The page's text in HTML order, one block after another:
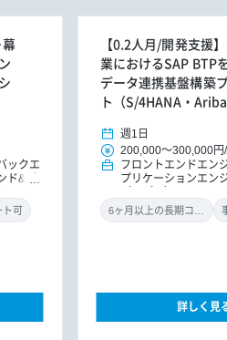
ックエ
ド&バ
エン
ト可
【0.2人月/開発支援
業におけるSAP BTP
データ連携基盤構築
ト（S/4HANA・Ariba
週1日
200,000～300,000円/
フロントエンドエン
プリケーションエン
詳しく見